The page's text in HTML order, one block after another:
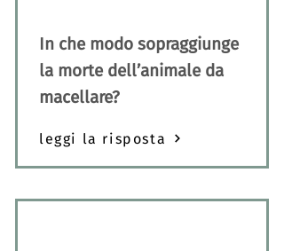
In che modo sopraggiunge
la morte dell’animale da
macellare?
leggi la risposta